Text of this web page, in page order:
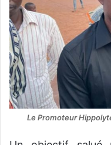
Le Promoteur